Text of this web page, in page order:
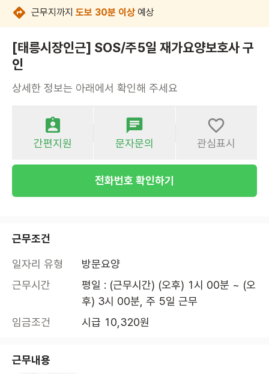
근무지까지 도보 30분 이상 예상
[태릉시장인근] SOS/주5일 재가요양보호사 구
인
상세한 정보는 아래에서 확인해 주세요
간편지원 문자문의 관심표시
전화번호 확인하기
근무조건
일자리 유형
방문요양
근무시간
평일 : (근무시간) (오후) 1시 00분 ~ (오
후) 3시 00분, 주 5일 근무
임금조건
시급 10,320원
근무내용